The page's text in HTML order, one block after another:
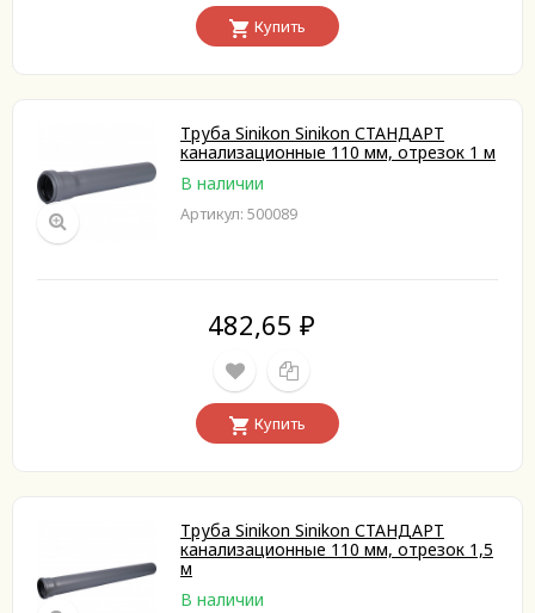
Купить
Труба Sinikon Sinikon СТАНДАРТ
канализационные 110 мм, отрезок 1 м
В наличии
Артикул: 500089
482,65 ₽
Купить
Труба Sinikon Sinikon СТАНДАРТ
канализационные 110 мм, отрезок 1,5
м
В наличии